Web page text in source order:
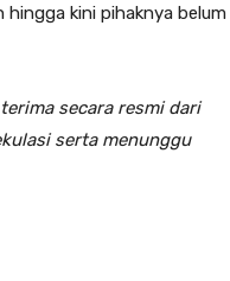
kini pihaknya belum
secara resmi dari
serta menunggu